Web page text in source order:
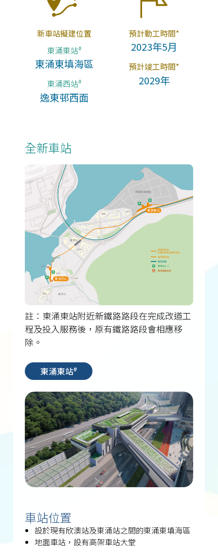
新車站擬建位置
東涌東站#
東涌東填海區
東涌西站#
逸東邨西面
預計動工時間*
2023年5月
預計竣工時間*
2029年
全新車站
註：東涌東站附近新鐵路路段在完成改道工
程及投入服務後，原有鐵路路段會相應移
除。
東涌東站#
車站位置
設於現有欣澳站及東涌站之間的東涌東填海區
地面車站，設有高架車站大堂